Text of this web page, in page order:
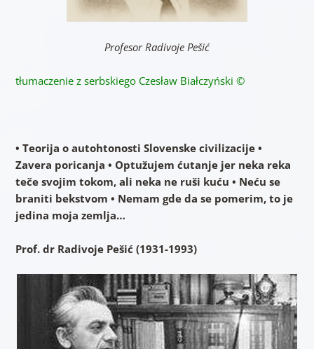
Profesor Radivoje Pešić
tłumaczenie z serbskiego Czesław Białczyński ©
• Teorija o autohtonosti Slovenske civilizacije •
Zavera poricanja • Optužujem ćutanje jer neka reka
teče svojim tokom, ali neka ne ruši kuću • Neću se
braniti bekstvom • Nemam gde da se pomerim, to je
jedina moja zemlja…
Prof. dr Radivoje Pešić (1931-1993)